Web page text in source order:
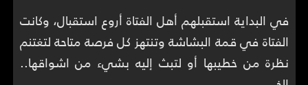
في البداية استقبلهم أهل الفتاة أروع استقبال، وكانت
الفتاة في قمة البشاشة وتنتهز كل فرصة متاحة لتغتنم
نظرة من خطيبها أو لتبث إليه بشيء من اشواقها..